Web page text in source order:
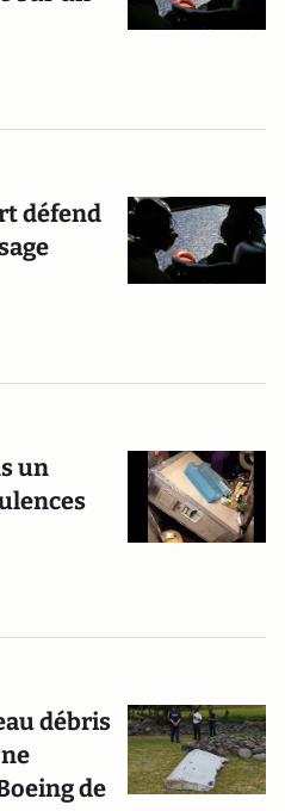
défend
un
débris
de